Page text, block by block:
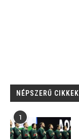
NÉPSZERŰ CIKKEK
1